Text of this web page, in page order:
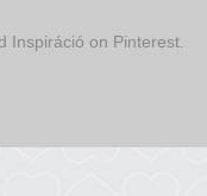
Inspiráció on Pinterest.